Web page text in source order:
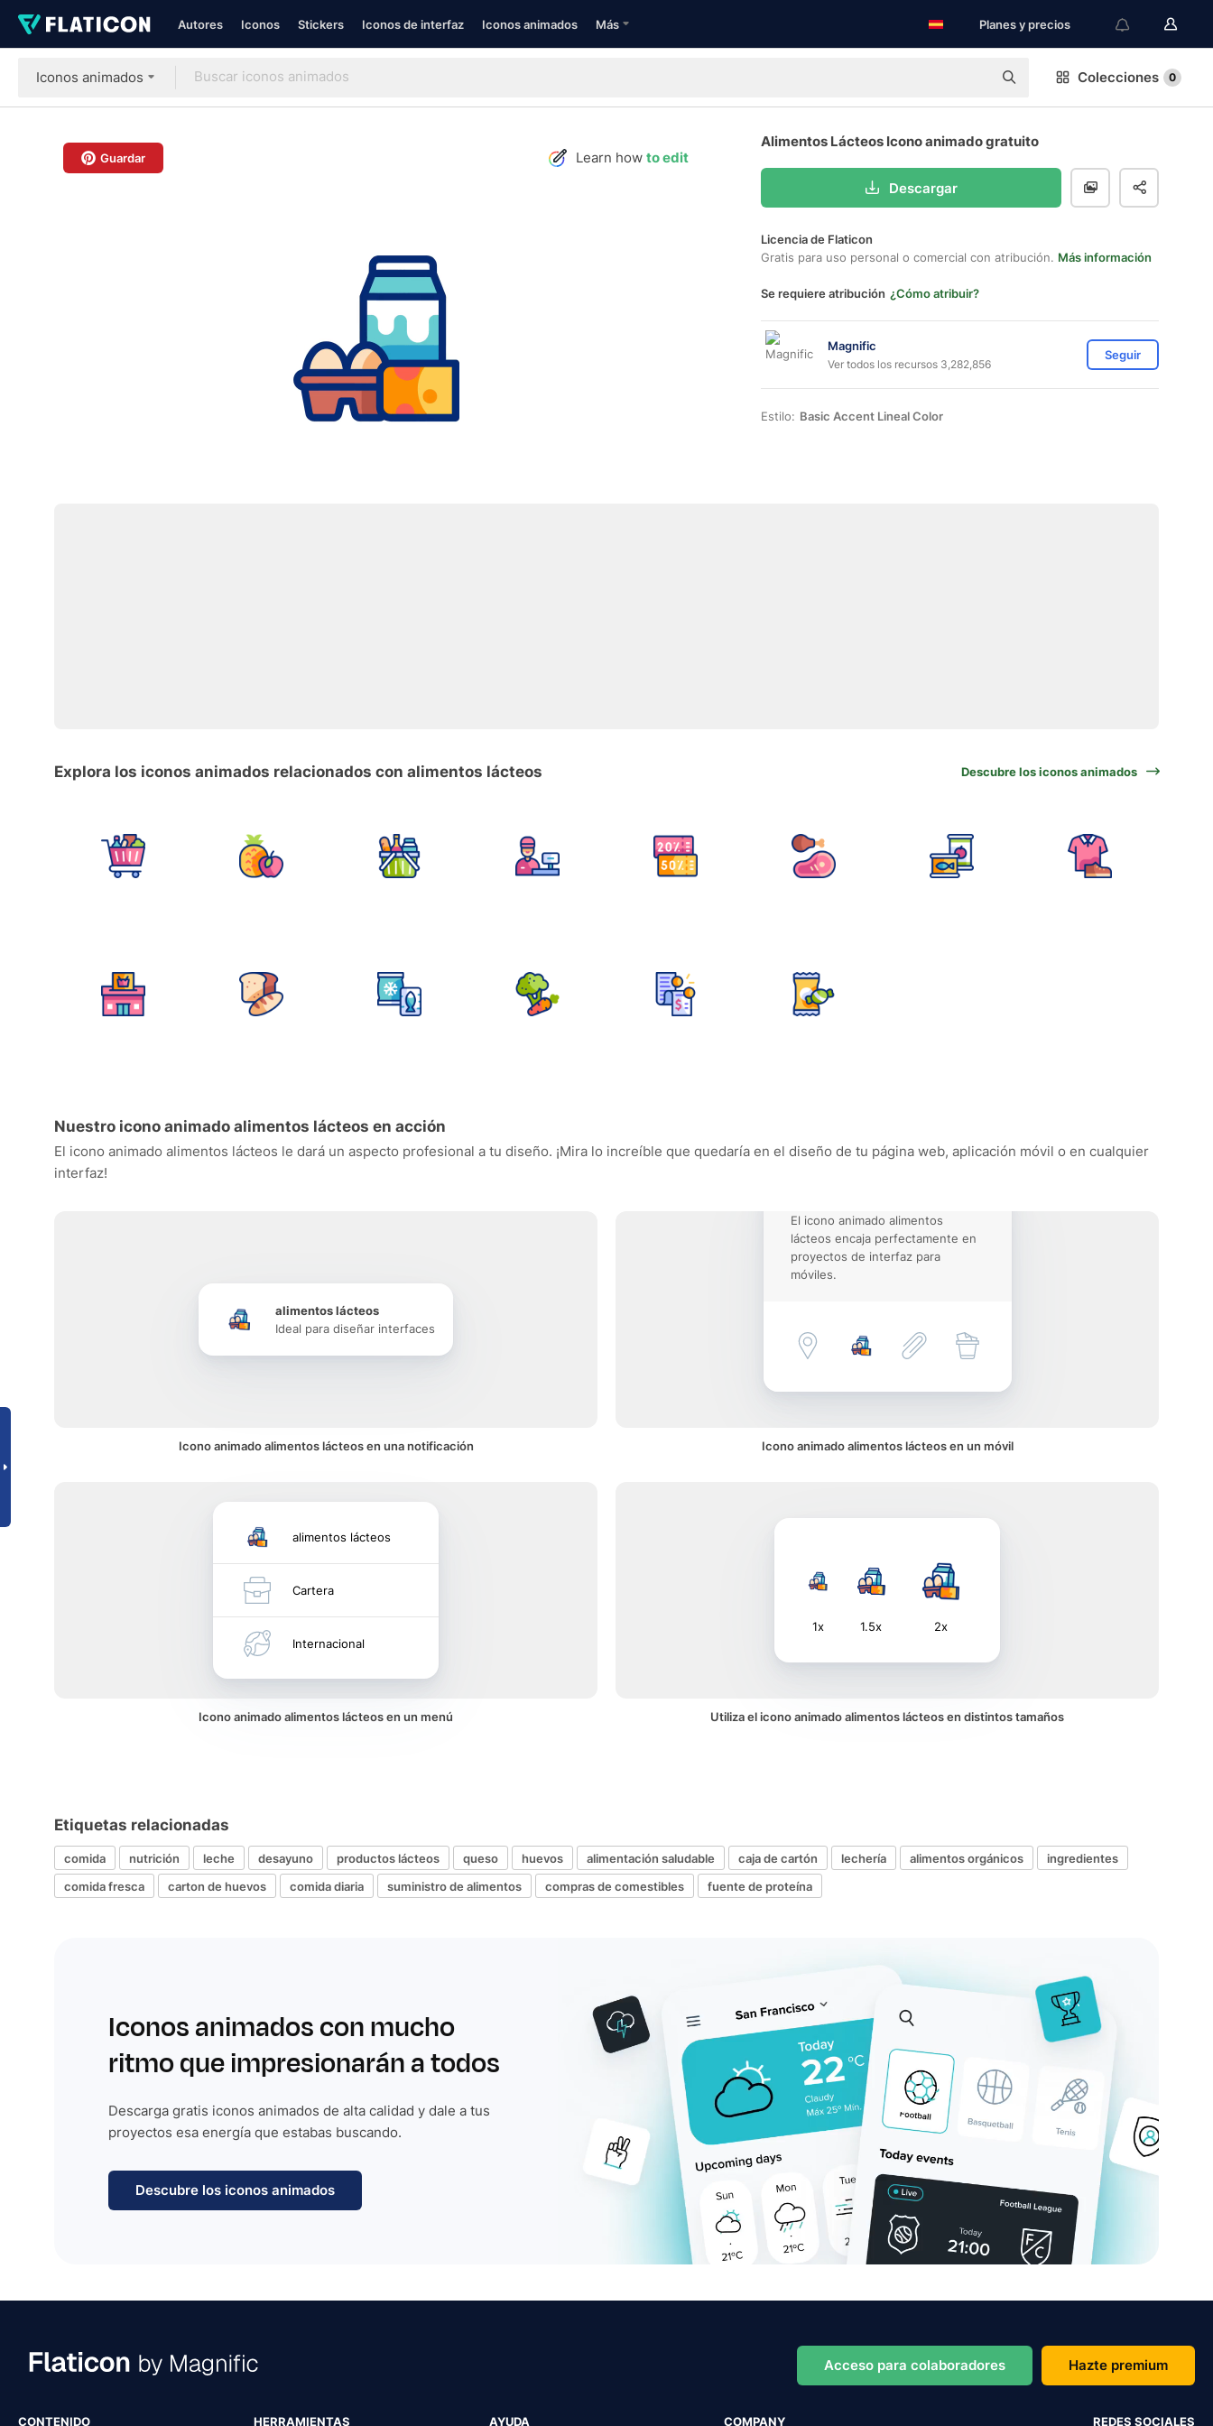
Autores Iconos Stickers Iconos de interfaz Iconos animados Más Planes y precios
Iconos animados Colecciones 0
Guardar Learn how to edit
Alimentos Lácteos Icono animado gratuito
Descargar
Licencia de Flaticon
Gratis para uso personal o comercial con atribución. Más información
Se requiere atribución ¿Cómo atribuir?
Magnific
Ver todos los recursos 3,282,856
Seguir
Estilo: Basic Accent Lineal Color
Explora los iconos animados relacionados con alimentos lácteos Descubre los iconos animados
Nuestro icono animado alimentos lácteos en acción
El icono animado alimentos lácteos le dará un aspecto profesional a tu diseño. ¡Mira lo increíble que quedaría en el diseño de tu página web, aplicación móvil o en cualquier
interfaz!
alimentos lácteos
Ideal para diseñar interfaces
Icono animado alimentos lácteos en una notificación
El icono animado alimentos
lácteos encaja perfectamente en
proyectos de interfaz para
móviles.
Icono animado alimentos lácteos en un móvil
alimentos lácteos
Cartera
Internacional
Icono animado alimentos lácteos en un menú
1x 1.5x 2x
Utiliza el icono animado alimentos lácteos en distintos tamaños
Etiquetas relacionadas
comida nutrición leche desayuno productos lácteos queso huevos alimentación saludable caja de cartón lechería alimentos orgánicos
ingredientes
comida fresca
carton de huevos comida diaria suministro de alimentos compras de comestibles fuente de proteína
Iconos animados con mucho
ritmo que impresionarán a todos
Descarga gratis iconos animados de alta calidad y dale a tus
proyectos esa energía que estabas buscando.
Descubre los iconos animados
Acceso para colaboradores Hazte premium
CONTENIDO HERRAMIENTAS AYUDA COMPANY REDES SOCIALES